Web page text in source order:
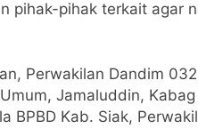
pihak-pihak terkait agar
Perwakilan Dandim
Jamaluddin,
Kab. Siak,